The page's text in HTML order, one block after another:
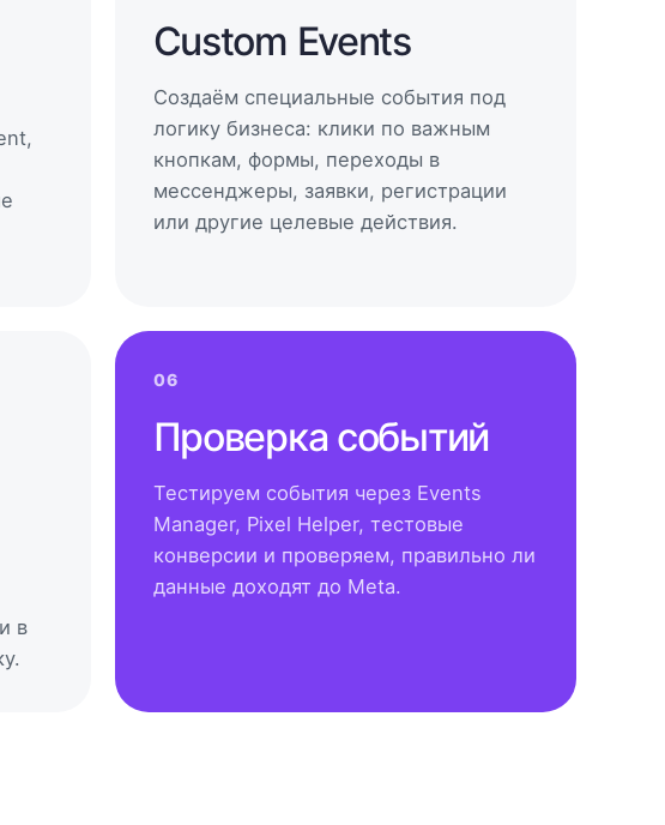
Custom Events
Создаём специальные события под
логику бизнеса: клики по важным
кнопкам, формы, переходы в
мессенджеры, заявки, регистрации
или другие целевые действия.
в
06
Проверка событий
Тестируем события через Events
Manager, Pixel Helper, тестовые
конверсии и проверяем, правильно ли
данные доходят до Meta.